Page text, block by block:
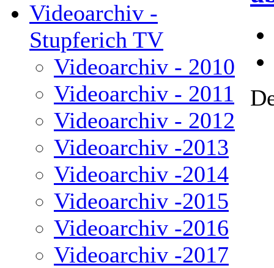
Videoarchiv -
Stupferich TV
Videoarchiv - 2010
Videoarchiv - 2011
Videoarchiv - 2012
Videoarchiv -2013
Videoarchiv -2014
Videoarchiv -2015
Videoarchiv -2016
Videoarchiv -2017